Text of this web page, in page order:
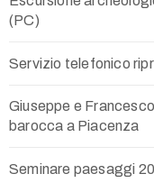
(PC)
Servizio telefonico
Giuseppe e
barocca a Piacenza
Seminare paesaggi